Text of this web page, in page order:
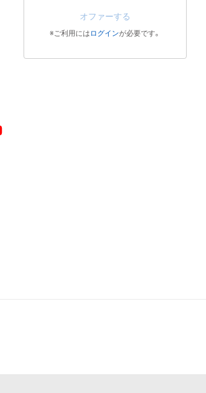
オファーする
※ご利用には ログインが必要です。